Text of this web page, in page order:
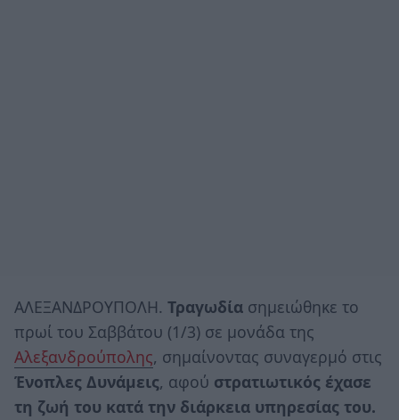
ΑΛΕΞΑΝΔΡΟΥΠΟΛΗ. Τραγωδία σημειώθηκε το
πρωί του Σαββάτου (1/3) σε μονάδα της
Αλεξανδρούπολης, σημαίνοντας συναγερμό στις
Ένοπλες Δυνάμεις, αφού στρατιωτικός έχασε
τη ζωή του κατά την διάρκεια υπηρεσίας του.